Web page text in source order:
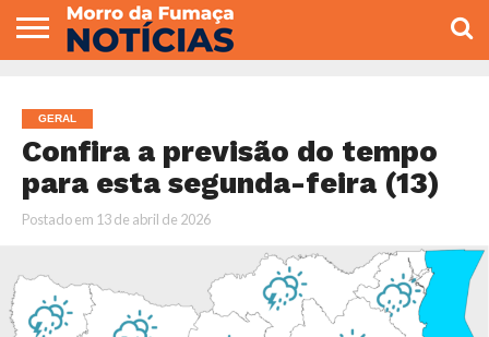
VEREADORES
GERAL
Confira a previsão do tempo
para esta segunda-feira (13)
Postado em 13 de abril de 2026